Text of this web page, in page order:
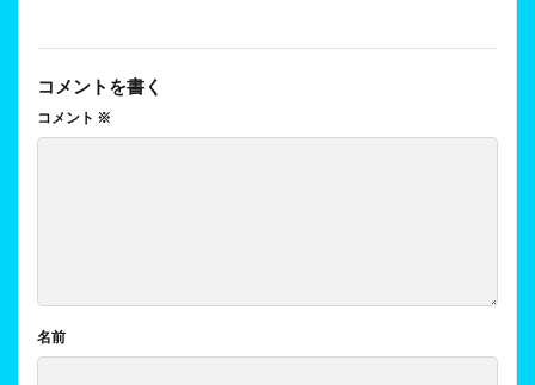
コメントを書く
コメント ※
名前